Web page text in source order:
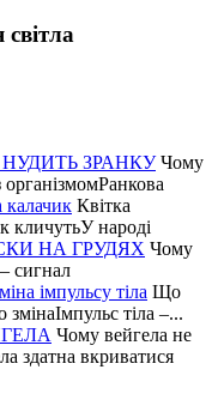
ЗРАНКУ Чому
організмомРанкова
калачик Квітка
кличутьУ народі
НА ГРУДЯХ Чому
сигнал
імпульсу тіла Що
тіла –...
Чому вейгела не
здатна вкриватися